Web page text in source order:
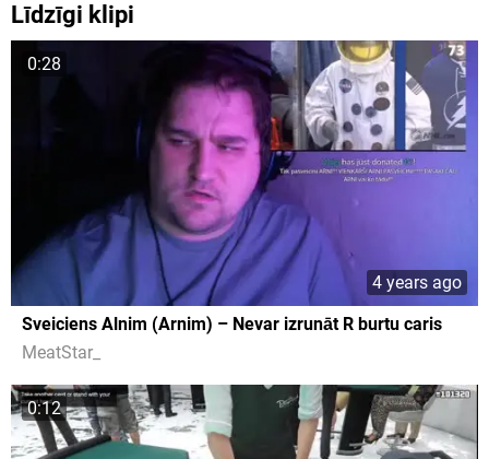
Līdzīgi klipi
0:28
4 years ago
Sveiciens Alnim (Arnim) – Nevar izrunāt R burtu caris
MeatStar_
0:12